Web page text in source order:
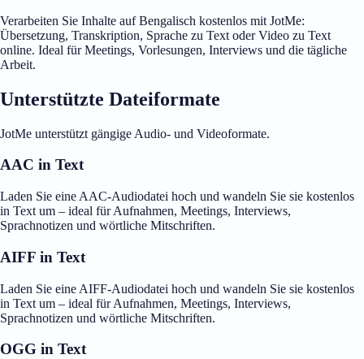
Verarbeiten Sie Inhalte auf Bengalisch kostenlos mit JotMe:
Übersetzung, Transkription, Sprache zu Text oder Video zu Text
online. Ideal für Meetings, Vorlesungen, Interviews und die tägliche
Arbeit.
Unterstützte Dateiformate
JotMe unterstützt gängige Audio- und Videoformate.
AAC in Text
Laden Sie eine AAC-Audiodatei hoch und wandeln Sie sie kostenlos
in Text um – ideal für Aufnahmen, Meetings, Interviews,
Sprachnotizen und wörtliche Mitschriften.
AIFF in Text
Laden Sie eine AIFF-Audiodatei hoch und wandeln Sie sie kostenlos
in Text um – ideal für Aufnahmen, Meetings, Interviews,
Sprachnotizen und wörtliche Mitschriften.
OGG in Text